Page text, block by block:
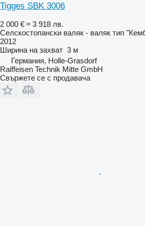
Tigges SBK 3006
2 000 € ≈ 3 918 лв.
Селскостопански валяк - валяк тип
2012
Ширина на захват 3 м
Германия, Holle-Grasdorf
Raiffeisen Technik Mitte GmbH
Свържете се с продавача